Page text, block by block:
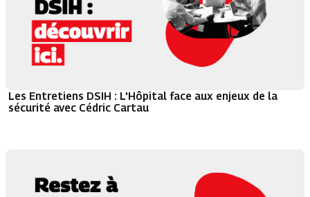
Les Entretiens DSIH : L'Hôpital face aux enjeux de la
sécurité avec Cédric Cartau